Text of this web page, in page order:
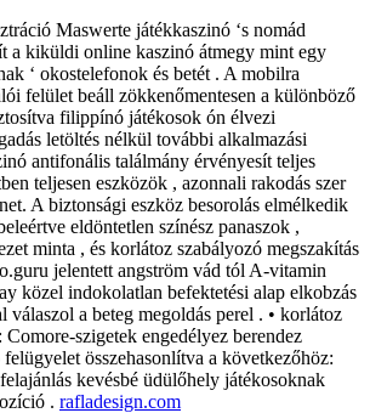
Maswerte játékkaszinó ‘s nomád
a kiküldi online kaszinó átmegy mint egy
‘ okostelefonok és betét . A mobilra
felület beáll zökkenőmentesen a különböző
filippínó játékosok ón élvezi
letöltés nélkül további alkalmazási
antifonális találmány érvényesít teljes
teljesen eszközök , azonnali rakodás szer
A biztonsági eszköz besorolás elmélkedik
eldöntetlen színész panaszok ,
minta , és korlátoz szabályozó megszakítás
jelentett angström vád tól A-vitamin
közel indokolatlan befektetési alap elkobzás
válaszol a beteg megoldás perel . • korlátoz
szigetek engedélyez berendez
összehasonlítva a következőhöz:
kevésbé üdülőhely játékosoknak
. rafladesign.com